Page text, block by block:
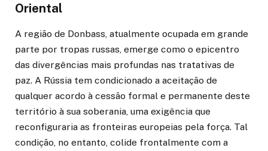
Oriental
A região de Donbass, atualmente ocupada em grande
parte por tropas russas, emerge como o epicentro
das divergências mais profundas nas tratativas de
paz. A Rússia tem condicionado a aceitação de
qualquer acordo à cessão formal e permanente deste
território à sua soberania, uma exigência que
reconfiguraria as fronteiras europeias pela força. Tal
condição, no entanto, colide frontalmente com a